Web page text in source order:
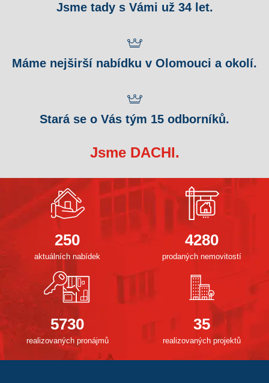
Jsme tady s Vámi už 34 let.
Máme nejširší nabídku v Olomouci a okolí.
Stará se o Vás tým 15 odborníků.
Jsme DACHI.
250
aktuálních nabídek
4280
prodaných nemovitostí
5730
realizovaných pronájmů
35
realizovaných projektů